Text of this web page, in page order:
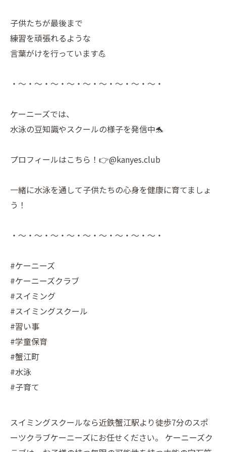
子供たちが最後まで
練習を頑張れるような
言葉がけを行っています💪
・～・～・～・～・～・～・～・～・～・
ケーニーズでは、
水泳の豆知識やスクールの様子を発信中🐬
プロフィールはこちら！👉@kanyes.club
一緒に水泳を通して子供たちの心身を健康に育てましょ
う！
・～・～・～・～・～・～・～・～・～・
#ケーニーズ
#ケーニーズクラブ
#スイミング
#スイミングスクール
#習い事
#学童保育
#蟹江町
#水泳
#子育て
スイミングスクールなら近鉄蟹江駅より徒歩7分のスポ
ーツクラブケーニーズにお任せください。 ケーニーズク